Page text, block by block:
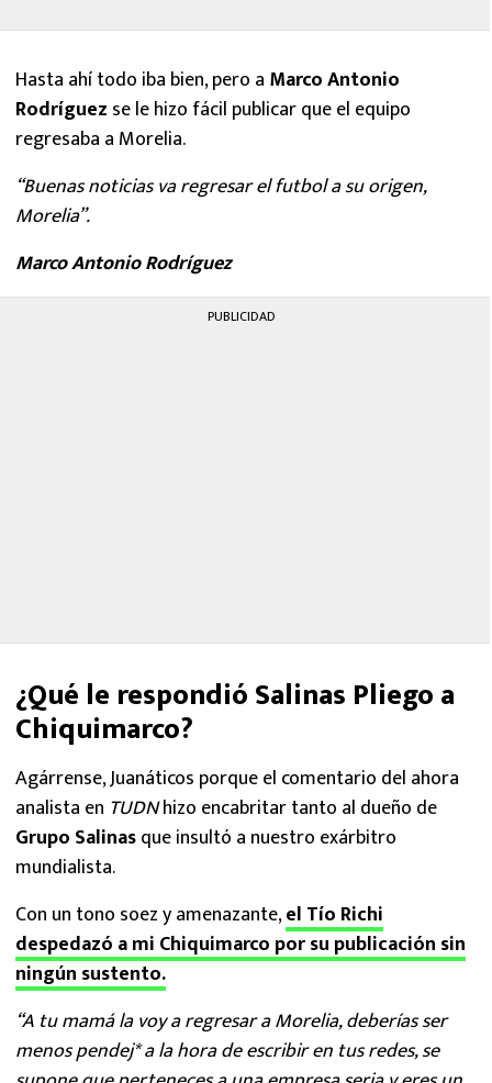
Hasta ahí todo iba bien, pero a Marco Antonio
Rodríguez se le hizo fácil publicar que el equipo
regresaba a Morelia.
“Buenas noticias va regresar el futbol a su origen,
Morelia”.
Marco Antonio Rodríguez
PUBLICIDAD
¿Qué le respondió Salinas Pliego a
Chiquimarco?
Agárrense, Juanáticos porque el comentario del ahora
analista en TUDNhizo encabritar tanto al dueño de
Grupo Salinasque insultó a nuestro exárbitro
mundialista.
Con un tono soez y amenazante,el Tío Richi
despedazó a mi Chiquimarco por su publicación sin
ningún sustento.
“A tu mamá la voy a regresar a Morelia, deberías ser
menos pendej* a la hora de escribir en tus redes, se